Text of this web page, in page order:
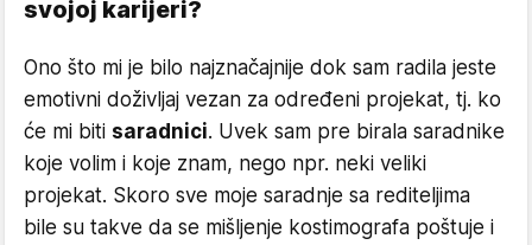
svojoj karijeri?
Ono što mi je bilo najznačajnije dok sam radila jeste
emotivni doživljaj vezan za određeni projekat, tj. ko
će mi biti saradnici. Uvek sam pre birala saradnike
koje volim i koje znam, nego npr. neki veliki
projekat. Skoro sve moje saradnje sa rediteljima
bile su takve da se mišljenje kostimografa poštuje i